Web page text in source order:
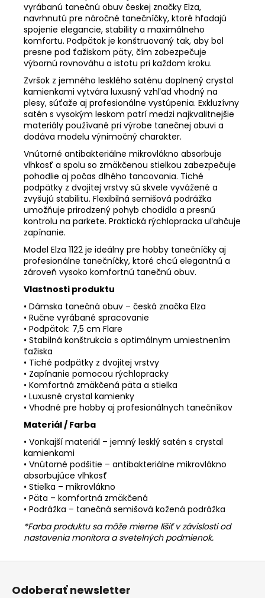
vyrábanú tanečnú obuv českej značky Elza,
navrhnutú pre náročné tanečníčky, ktoré hľadajú
spojenie elegancie, stability a maximálneho
komfortu. Podpätok je konštruovaný tak, aby bol
presne pod ťažiskom päty, čím zabezpečuje
výbornú rovnováhu a istotu pri každom kroku.
Zvršok z jemného lesklého saténu doplnený crystal
kamienkami vytvára luxusný vzhľad vhodný na
plesy, súťaže aj profesionálne vystúpenia. Exkluzívny
satén s vysokým leskom patrí medzi najkvalitnejšie
materiály používané pri výrobe tanečnej obuvi a
dodáva modelu výnimočný charakter.
Vnútorné antibakteriálne mikrovlákno absorbuje
vlhkosť a spolu so zmäkčenou stielkou zabezpečuje
pohodlie aj počas dlhého tancovania. Tiché
podpätky z dvojitej vrstvy sú skvele vyvážené a
zvyšujú stabilitu. Flexibilná semišová podrážka
umožňuje prirodzený pohyb chodidla a presnú
kontrolu na parkete. Praktická rýchlopracka uľahčuje
zapínanie.
Model Elza 1122 je ideálny pre hobby tanečníčky aj
profesionálne tanečníčky, ktoré chcú elegantnú a
zároveň vysoko komfortnú tanečnú obuv.
Vlastnosti produktu
• Dámska tanečná obuv – česká značka Elza
• Ručne vyrábané spracovanie
• Podpätok: 7,5 cm Flare
• Stabilná konštrukcia s optimálnym umiestnením
ťažiska
• Tiché podpätky z dvojitej vrstvy
• Zapínanie pomocou rýchlopracky
• Komfortná zmäkčená päta a stielka
• Luxusné crystal kamienky
• Vhodné pre hobby aj profesionálnych tanečníkov
Materiál / Farba
• Vonkajší materiál – jemný lesklý satén s crystal
kamienkami
• Vnútorné podšitie – antibakteriálne mikrovlákno
absorbujúce vlhkosť
• Stielka – mikrovlákno
• Päta – komfortná zmäkčená
• Podrážka – tanečná semišová kožená podrážka
*Farba produktu sa môže mierne líšiť v závislosti od
nastavenia monitora a svetelných podmienok.
Z
Odoberať newsletter